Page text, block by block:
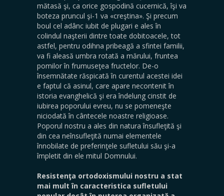
mătasă şi, ca orice gospodină cucernică, îşi va
boteza pruncul şi-1 va «creştina». Şi precum
boul cel adânc iubit de plugari e ales în
colindul naşterii dintre toate dobitoacele, tot
astfel, pentru odihna pribeagă a sfintei familii,
va fi aleasă umbra rotată a mărului, fruntea
pomilor în frumuseţea fructelor. De-o
însemnătate răspicată în curentul acestei idei
e faptul că asinul, care apare necontenit în
istoria evanghelică şi era îndelung cinstit de
iubirea poporului evreu, nu se pomeneşte
niciodată în cântecele noastre religioase.
Poporul nostru a ales din natura însufleţită şi
din cea neînsufleţită numai elementele
înnobilate de preferinţele sufletului său şi-a
împletit din ele mitul Domnului.
Resistenţa ortodoxismului nostru a stat
mai mult în caracteristica sufletului